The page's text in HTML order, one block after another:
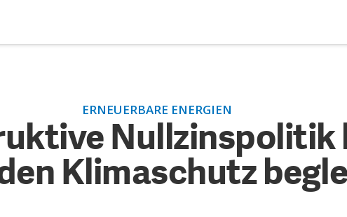
ARTIKEL
FEATURES
Unser kostenloser Newsletter informiert Sie über unsere neuesten
ERNEUERBARE ENERGIEN
Nullzinspolitik
Klimaschutz
Nullzinspolitik kann
Klimaschutz begleiten